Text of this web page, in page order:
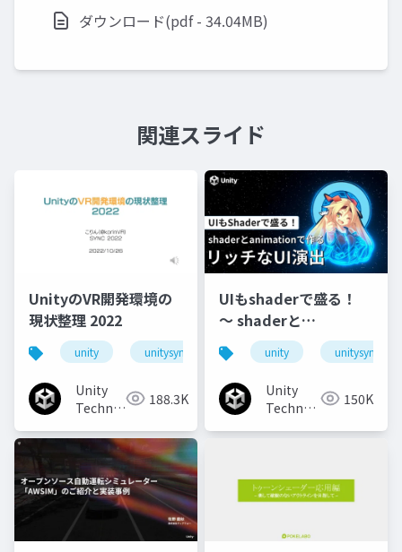
ダウンロード(pdf - 34.04MB)
関連スライド
UnityのVR開発環境の
現状整理 2022
unity unitysync
Unity
Technologies188.3K
UIもshaderで盛る！
〜 shaderと
animationで作るリッ
チなUI演出
unity unitysync
Unity
Technologies150K